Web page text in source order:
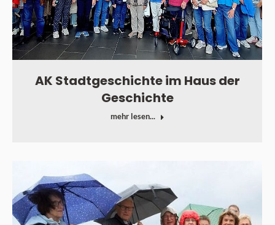
AK Stadtgeschichte im Haus der
Geschichte
mehr lesen...